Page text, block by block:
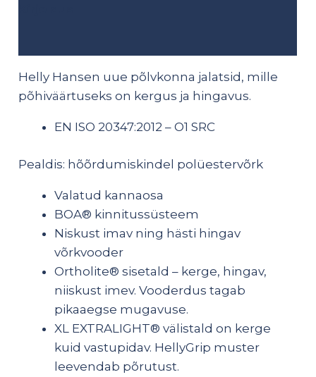
Helly Hansen uue põlvkonna jalatsid, mille
põhiväärtuseks on kergus ja hingavus.
EN ISO 20347:2012 – O1 SRC
Pealdis: hõõrdumiskindel polüestervõrk
Valatud kannaosa
BOA® kinnitussüsteem
Niskust imav ning hästi hingav
võrkvooder
Ortholite® sisetald – kerge, hingav,
niiskust imev. Vooderdus tagab
pikaaegse mugavuse.
XL EXTRALIGHT® välistald on kerge
kuid vastupidav. HellyGrip muster
leevendab põrutust.